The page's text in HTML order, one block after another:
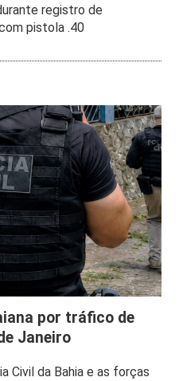
registro de
pistola .40
por tráfico de
Janeiro
Civil da Bahia e as forças